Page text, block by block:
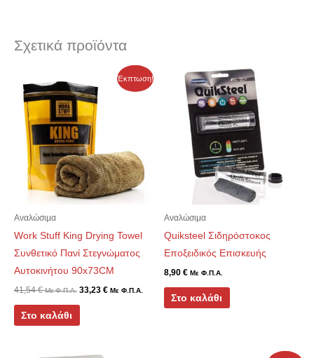
Σχετικά προϊόντα
Έκπτωση!
Αναλώσιμα
Work Stuff King Drying Towel
Συνθετικό Πανί Στεγνώματος
Αυτοκινήτου 90x73CM
41,54€ Με Φ.Π.Α. 33,23 € Με Φ.Π.Α.
Στο καλάθι
Αναλώσιμα
Quiksteel Σιδηρόστοκος
Εποξειδικός Επισκευής
8,90 € Με Φ.Π.Α.
Στο καλάθι